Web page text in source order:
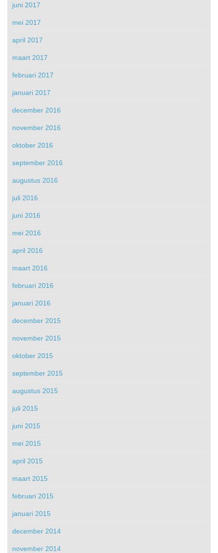
juni 2017
mei 2017
april 2017
maart 2017
februari 2017
januari 2017
december 2016
november 2016
oktober 2016
september 2016
augustus 2016
juli 2016
juni 2016
mei 2016
april 2016
maart 2016
februari 2016
januari 2016
december 2015
november 2015
oktober 2015
september 2015
augustus 2015
juli 2015
juni 2015
mei 2015
april 2015
maart 2015
februari 2015
januari 2015
december 2014
november 2014